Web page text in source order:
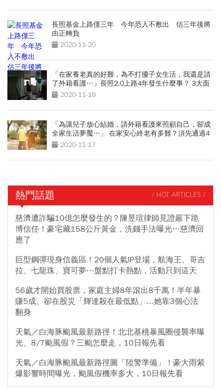
長照基金上路僅三年 今年恐入不敷出 估三年後將
由正轉負
2020-11-20
「在家養老真的好難，為不打擾子女生活，我還是請
了外籍看護…」長照2.0上路4年發生什麼事？ 3大面
向解析
2020-11-19
「為讓兒子放心結婚，請外籍看護來照顧自己，卻成
全家生活夢魘…」 在家安心終老有多難？須先通過4
大關卡
2020-11-17
熱門話題 / HOT ARTICLES /
慈濟遭詐騙10億怎麼發生的？陳昱瑄律師見證嚴下跪
博信任！豪宅藏158公斤黃金，洗錢手法曝光…慈濟回
應了
巨型鋼彈現身信義區！20個人氣IP登場，航海王、哥吉
拉、七龍珠、寶可夢…盤點打卡熱點，活動只到這天
56歲才開始買股票，家庭主婦8年滾出8千萬！半年暴
賺5成、卻在股災「輝達殺在最低點」...她靠3個心法
翻身
天氣／白海豚颱風最新路徑！北北基桃暴風圈侵襲率曝
光、8/7颱風假？三颱怎麼走，10日報先看
天氣／白海豚颱風最新路徑圖「陸警準備」！豪大雨紫
爆影響時間曝光，颱風假機率多大，10日報先看